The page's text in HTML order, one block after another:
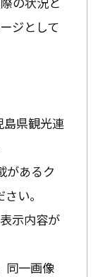
ジとして
県観光連
があるク
い。
示内容が
同一画像